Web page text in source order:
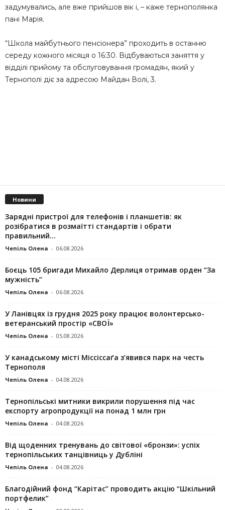
задумувались, але вже прийшов вік і, – каже тернополянка
пані Марія.
“Школа майбутнього пенсіонера” проходить в останню
середу кожного місяця о 16:30. Відбуваються заняття у
відділі прийому та обслуговування громадян, який у
Тернополі діє за адресою Майдан Волі, 3.
Новини
Зарядні пристрої для телефонів і планшетів: як
розібратися в розмаїтті стандартів і обрати
правильний...
Чепіль Олена - 06.08.2026
Боєць 105 бригади Михайло Дерлиця отримав орден “За
мужність”
Чепіль Олена - 06.08.2026
У Ланівцях із грудня 2025 року працює волонтерсько-
ветеранський простір «СВОЇ»
Чепіль Олена - 05.08.2026
У канадському місті Міссіссаґа з’явився парк на честь
Тернополя
Чепіль Олена - 04.08.2026
Тернопільські митники викрили порушення під час
експорту агропродукції на понад 1 млн грн
Чепіль Олена - 04.08.2026
Від щоденних тренувань до світової «бронзи»: успіх
тернопільських танцівниць у Дубліні
Чепіль Олена - 04.08.2026
Благодійний фонд “Карітас” проводить акцію “Шкільний
портфелик”